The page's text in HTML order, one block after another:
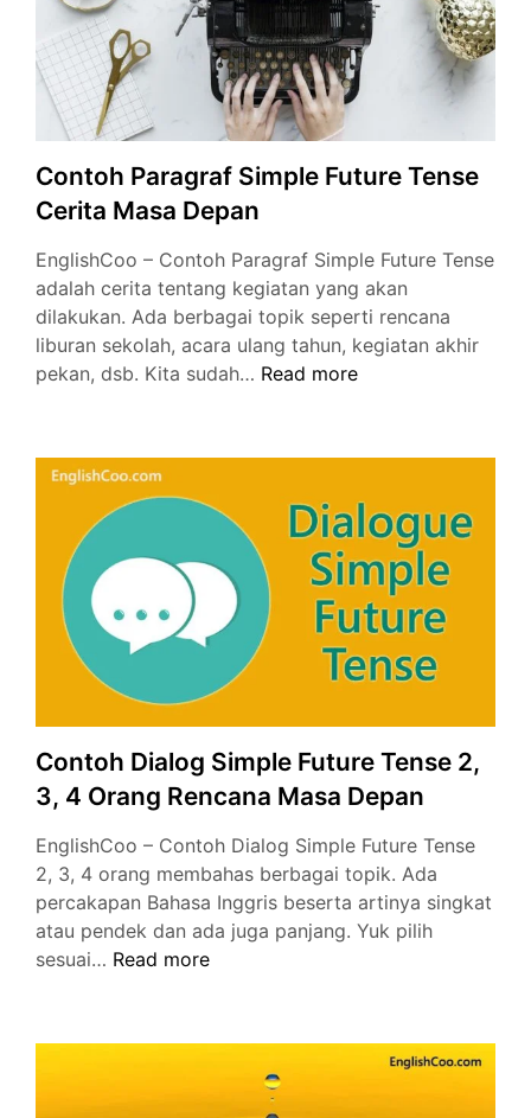
Contoh Paragraf Simple Future Tense
Cerita Masa Depan
EnglishCoo – Contoh Paragraf Simple Future Tense
adalah cerita tentang kegiatan yang akan
dilakukan. Ada berbagai topik seperti rencana
liburan sekolah, acara ulang tahun, kegiatan akhir
pekan, dsb. Kita sudah… Contoh
Future
Cerita
Masa
Depan
Read more
Contoh Dialog Simple Future Tense 2,
3, 4 Orang Rencana Masa Depan
EnglishCoo – Contoh Dialog Simple Future Tense
2, 3, 4 orang membahas berbagai topik. Ada
percakapan Bahasa Inggris beserta artinya singkat
atau pendek dan ada juga panjang. Yuk pilih
sesuai… Contoh
Future
Read more